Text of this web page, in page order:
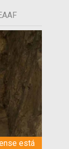
está